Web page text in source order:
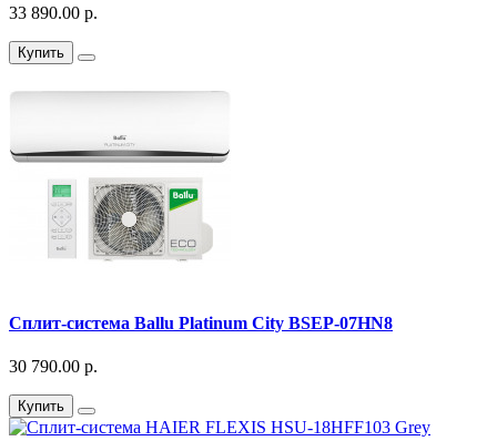
33 890.00 р.
Купить
Сплит-система Ballu Platinum City BSEP-07HN8
30 790.00 р.
Купить